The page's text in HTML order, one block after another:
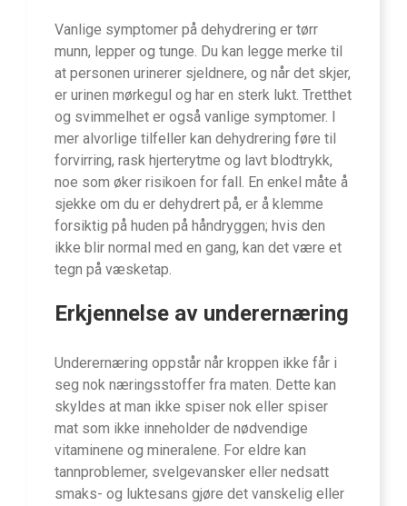
Vanlige symptomer på dehydrering er tørr
munn, lepper og tunge. Du kan legge merke til
at personen urinerer sjeldnere, og når det skjer,
er urinen mørkegul og har en sterk lukt. Tretthet
og svimmelhet er også vanlige symptomer. I
mer alvorlige tilfeller kan dehydrering føre til
forvirring, rask hjerterytme og lavt blodtrykk,
noe som øker risikoen for fall. En enkel måte å
sjekke om du er dehydrert på, er å klemme
forsiktig på huden på håndryggen; hvis den
ikke blir normal med en gang, kan det være et
tegn på væsketap.
Erkjennelse av underernæring
Underernæring oppstår når kroppen ikke får i
seg nok næringsstoffer fra maten. Dette kan
skyldes at man ikke spiser nok eller spiser
mat som ikke inneholder de nødvendige
vitaminene og mineralene. For eldre kan
tannproblemer, svelgevansker eller nedsatt
smaks- og luktesans gjøre det vanskelig eller